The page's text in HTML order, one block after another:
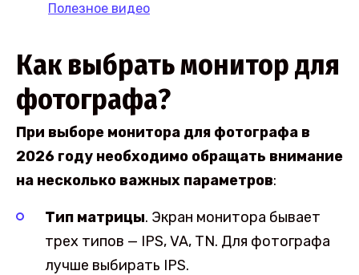
Полезное видео
Как выбрать монитор для
фотографа?
При выборе монитора для фотографа в
2026 году необходимо обращать внимание
на несколько важных параметров:
Тип матрицы. Экран монитора бывает
трех типов — IPS, VA, TN. Для фотографа
лучше выбирать IPS.